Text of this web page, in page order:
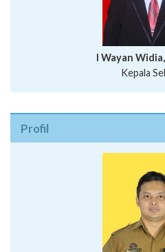
I Wayan
Kepala
Profil